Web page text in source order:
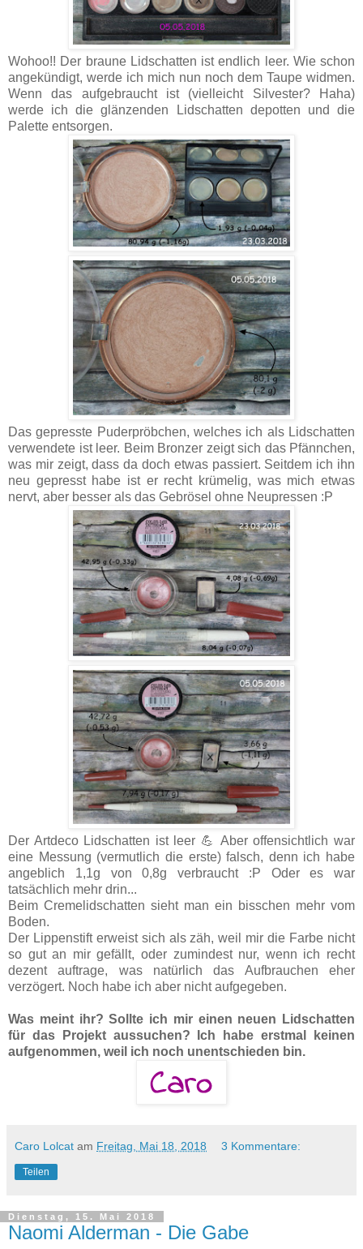
Wohoo!! Der braune Lidschatten ist endlich leer. Wie schon
angekündigt, werde ich mich nun noch dem Taupe widmen.
Wenn das aufgebraucht ist (vielleicht Silvester? Haha)
werde ich die glänzenden Lidschatten depotten und die
Palette entsorgen.
Das gepresste Puderpröbchen, welches ich als Lidschatten
verwendete ist leer. Beim Bronzer zeigt sich das Pfännchen,
was mir zeigt, dass da doch etwas passiert. Seitdem ich ihn
neu gepresst habe ist er recht krümelig, was mich etwas
nervt, aber besser als das Gebrösel ohne Neupressen :P
Der Artdeco Lidschatten ist leer 💪 Aber offensichtlich war
eine Messung (vermutlich die erste) falsch, denn ich habe
angeblich 1,1g von 0,8g verbraucht :P Oder es war
tatsächlich mehr drin...
Beim Cremelidschatten sieht man ein bisschen mehr vom
Boden.
Der Lippenstift erweist sich als zäh, weil mir die Farbe nicht
so gut an mir gefällt, oder zumindest nur, wenn ich recht
dezent auftrage, was natürlich das Aufbrauchen eher
verzögert. Noch habe ich aber nicht aufgegeben.
Was meint ihr? Sollte ich mir einen neuen Lidschatten
für das Projekt aussuchen? Ich habe erstmal keinen
aufgenommen, weil ich noch unentschieden bin.
Caro Lolcat am Freitag, Mai 18, 2018 3 Kommentare:
Teilen
Dienstag, 15. Mai 2018
Naomi Alderman - Die Gabe